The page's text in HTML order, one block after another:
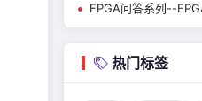
FPGA问答系列--FPGA中Bank和Clock Region之
热门标签